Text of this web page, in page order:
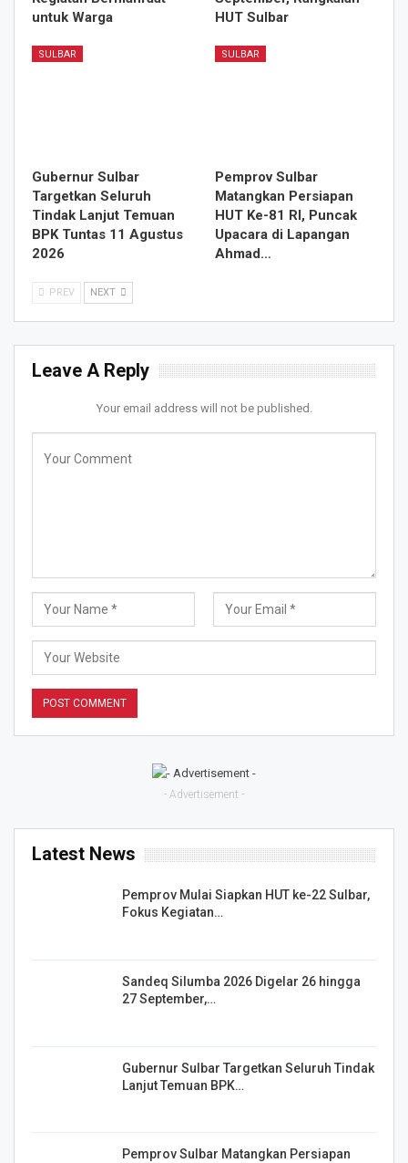
untuk Warga
HUT Sulbar
SULBAR
Gubernur Sulbar
Targetkan Seluruh
Tindak Lanjut Temuan
BPK Tuntas 11 Agustus
2026
SULBAR
Pemprov Sulbar
Matangkan Persiapan
HUT Ke-81 RI, Puncak
Upacara di Lapangan
Ahmad…
PREV NEXT
Leave A Reply
Your email address will not be published.
- Advertisement -
Latest News
Pemprov Mulai Siapkan HUT ke-22 Sulbar,
Fokus Kegiatan…
Sandeq Silumba 2026 Digelar 26 hingga
27 September,…
Gubernur Sulbar Targetkan Seluruh Tindak
Lanjut Temuan BPK…
Pemprov Sulbar Matangkan Persiapan